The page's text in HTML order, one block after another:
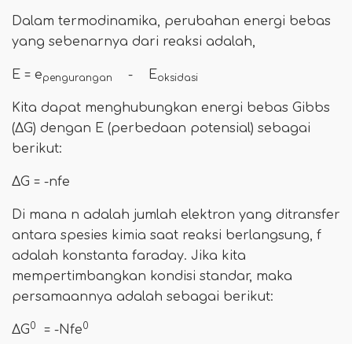
Dalam termodinamika, perubahan energi bebas
yang sebenarnya dari reaksi adalah,
E = epengurangan - Eoksidasi
Kita dapat menghubungkan energi bebas Gibbs
(ΔG) dengan E (perbedaan potensial) sebagai
berikut:
ΔG = -nfe
Di mana n adalah jumlah elektron yang ditransfer
antara spesies kimia saat reaksi berlangsung, f
adalah konstanta faraday. Jika kita
mempertimbangkan kondisi standar, maka
persamaannya adalah sebagai berikut:
ΔG0 = -Nfe0